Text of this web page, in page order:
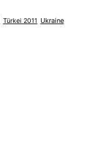
Türkei 2011 Ukraine